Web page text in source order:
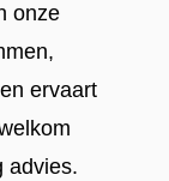
onze
ervaart
advies.